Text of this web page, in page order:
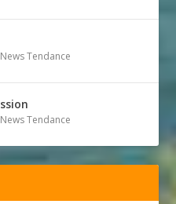
News Tendance
News Tendance